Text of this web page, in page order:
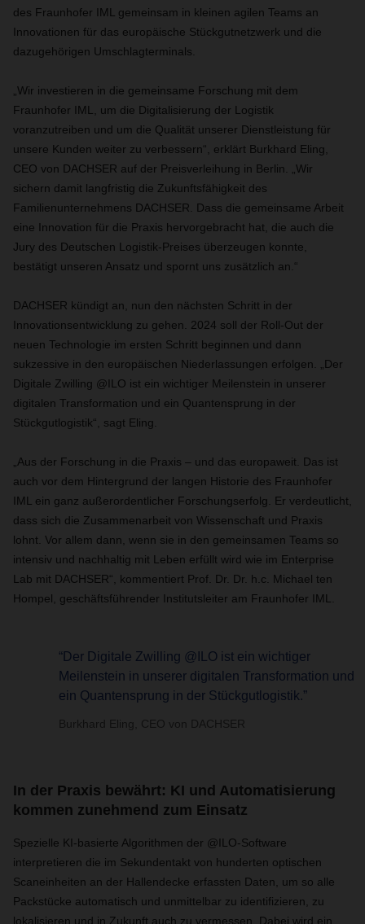
des Fraunhofer IML gemeinsam in kleinen agilen Teams an
Innovationen für das europäische Stückgutnetzwerk und die
dazugehörigen Umschlagterminals.
„Wir investieren in die gemeinsame Forschung mit dem
Fraunhofer IML, um die Digitalisierung der Logistik
voranzutreiben und um die Qualität unserer Dienstleistung für
unsere Kunden weiter zu verbessern“, erklärt Burkhard Eling,
CEO von DACHSER auf der Preisverleihung in Berlin. „Wir
sichern damit langfristig die Zukunftsfähigkeit des
Familienunternehmens DACHSER. Dass die gemeinsame Arbeit
eine Innovation für die Praxis hervorgebracht hat, die auch die
Jury des Deutschen Logistik-Preises überzeugen konnte,
bestätigt unseren Ansatz und spornt uns zusätzlich an.“
DACHSER kündigt an, nun den nächsten Schritt in der
Innovationsentwicklung zu gehen. 2024 soll der Roll-Out der
neuen Technologie im ersten Schritt beginnen und dann
sukzessive in den europäischen Niederlassungen erfolgen. „Der
Digitale Zwilling @ILO ist ein wichtiger Meilenstein in unserer
digitalen Transformation und ein Quantensprung in der
Stückgutlogistik“, sagt Eling.
„Aus der Forschung in die Praxis – und das europaweit. Das ist
auch vor dem Hintergrund der langen Historie des Fraunhofer
IML ein ganz außerordentlicher Forschungserfolg. Er verdeutlicht,
dass sich die Zusammenarbeit von Wissenschaft und Praxis
lohnt. Vor allem dann, wenn sie in den gemeinsamen Teams so
intensiv und nachhaltig mit Leben erfüllt wird wie im Enterprise
Lab mit DACHSER“, kommentiert Prof. Dr. Dr. h.c. Michael ten
Hompel, geschäftsführender Institutsleiter am Fraunhofer IML.
“Der Digitale Zwilling @ILO ist ein wichtiger
Meilenstein in unserer digitalen Transformation und
ein Quantensprung in der Stückgutlogistik.”
Burkhard Eling, CEO von DACHSER
In der Praxis bewährt: KI und Automatisierung
kommen zunehmend zum Einsatz
Spezielle KI-basierte Algorithmen der @ILO-Software
interpretieren die im Sekundentakt von hunderten optischen
Scaneinheiten an der Hallendecke erfassten Daten, um so alle
Packstücke automatisch und unmittelbar zu identifizieren, zu
lokalisieren und in Zukunft auch zu vermessen. Dabei wird ein